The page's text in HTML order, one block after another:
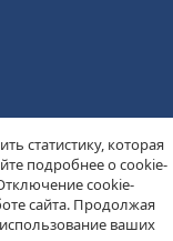
статистику, которая
подробнее о cookie-
cookie-
сайта. Продолжая
ваших